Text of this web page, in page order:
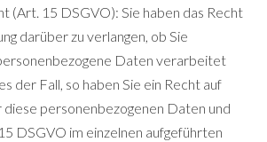
(Art. 15 DSGVO): Sie haben das Recht
darüber zu verlangen, ob Sie
Daten verarbeitet
der Fall, so haben Sie ein Recht auf
personenbezogenen Daten und
DSGVO im einzelnen aufgeführten